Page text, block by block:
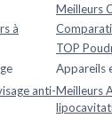
à
Meilleurs
TOP
anti-
Appareils
Meilleurs